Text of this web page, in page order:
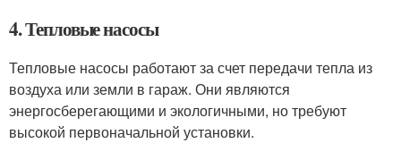
4. Тепловые насосы
Тепловые насосы работают за счет передачи тепла из
воздуха или земли в гараж. Они являются
энергосберегающими и экологичными, но требуют
высокой первоначальной установки.